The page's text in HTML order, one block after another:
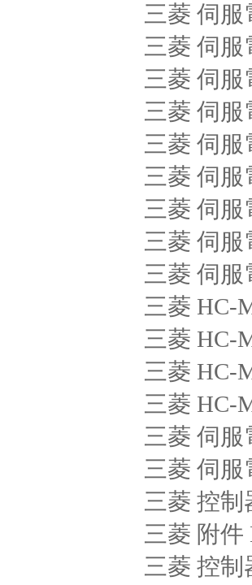
三菱 伺服
三菱 伺服
三菱 伺服
三菱 伺服
三菱 伺服
三菱 伺服
三菱 伺服
三菱 伺服
三菱 伺服
三菱 HC-
三菱 HC-
三菱 HC-
三菱 HC-
三菱 伺服
三菱 伺服
三菱 控制
三菱 附件
三菱 控制